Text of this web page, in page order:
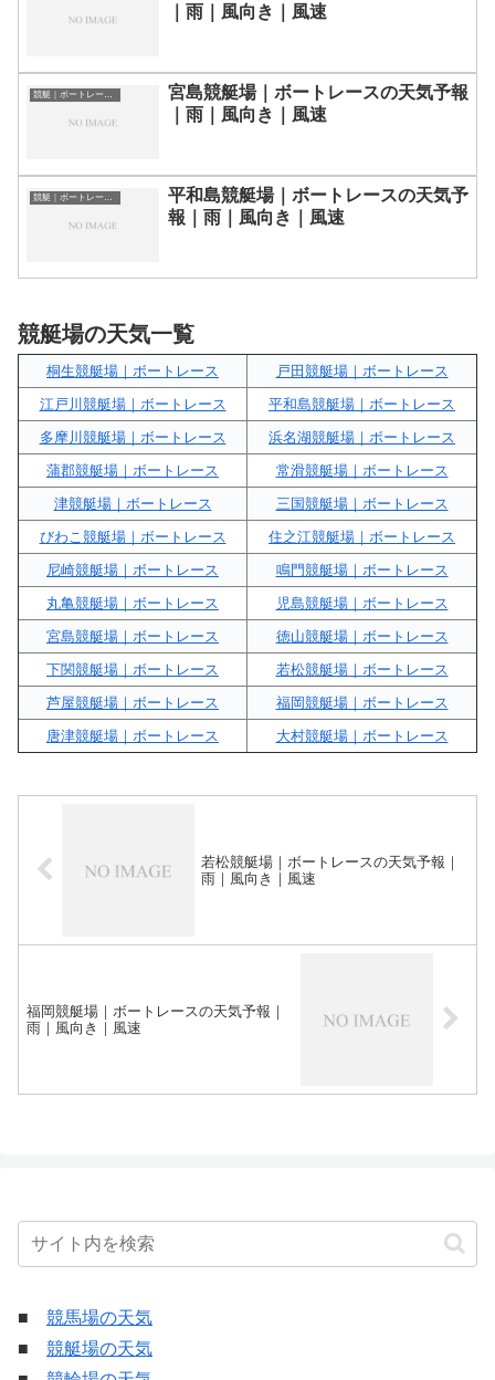
｜雨｜風向き｜風速
宮島競艇場｜ボートレースの天気予報
｜雨｜風向き｜風速
平和島競艇場｜ボートレースの天気予
報｜雨｜風向き｜風速
競艇場の天気一覧
桐生競艇場｜ボートレース
戸田競艇場｜ボートレース
江戸川競艇場｜ボートレース
平和島競艇場｜ボートレース
多摩川競艇場｜ボートレース
浜名湖競艇場｜ボートレース
蒲郡競艇場｜ボートレース
常滑競艇場｜ボートレース
津競艇場｜ボートレース
三国競艇場｜ボートレース
びわこ競艇場｜ボートレース
住之江競艇場｜ボートレース
尼崎競艇場｜ボートレース
鳴門競艇場｜ボートレース
丸亀競艇場｜ボートレース
児島競艇場｜ボートレース
宮島競艇場｜ボートレース
徳山競艇場｜ボートレース
下関競艇場｜ボートレース
若松競艇場｜ボートレース
芦屋競艇場｜ボートレース
福岡競艇場｜ボートレース
唐津競艇場｜ボートレース
大村競艇場｜ボートレース
若松競艇場｜ボートレースの天気予報｜
雨｜風向き｜風速
福岡競艇場｜ボートレースの天気予報｜
雨｜風向き｜風速
■ 競馬場の天気
■ 競艇場の天気